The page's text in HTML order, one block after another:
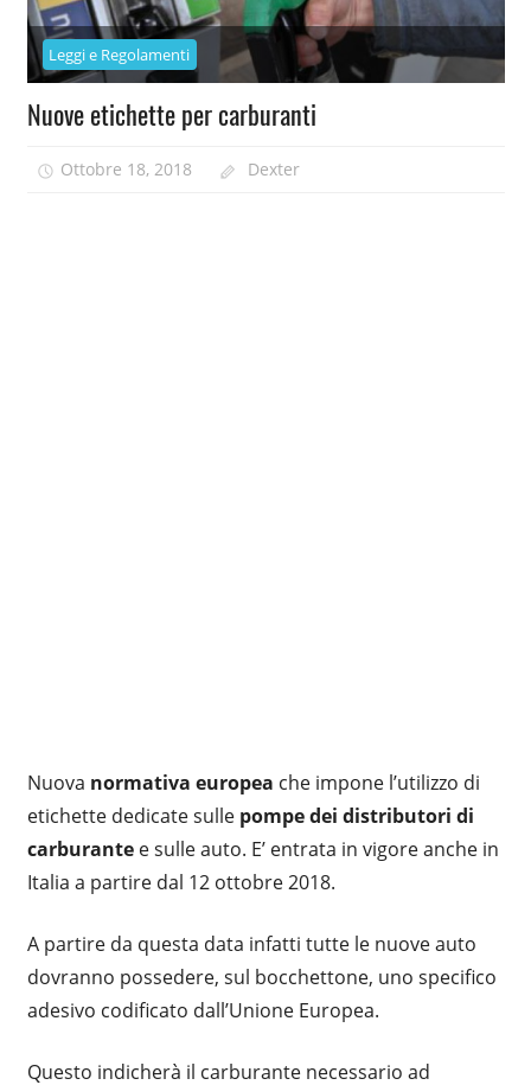
Leggi e Regolamenti
Nuove etichette per carburanti
Ottobre 18, 2018 Dexter
Nuova normativa europea che impone l’utilizzo di
etichette dedicate sulle pompe dei distributori di
carburantee sulle auto. E’ entrata in vigore anche in
Italia a partire dal 12 ottobre 2018.
A partire da questa data infatti tutte le nuove auto
dovranno possedere, sul bocchettone, uno specifico
adesivo codificato dall’Unione Europea.
Questo indicherà il carburante necessario ad